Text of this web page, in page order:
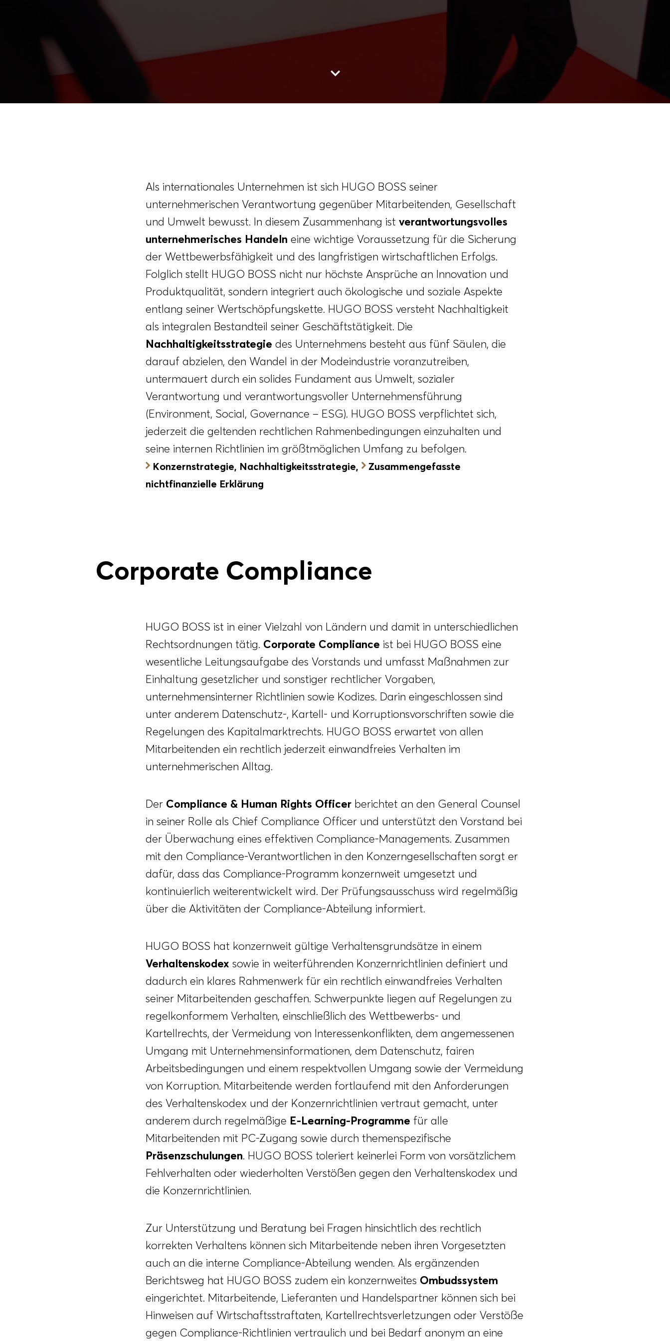
Als internationales Unternehmen ist sich HUGO BOSS seiner
unternehmerischen Verantwortung gegenüber Mitarbeitenden, Gesellschaft
und Umwelt bewusst. In diesem Zusammenhang ist verantwortungsvolles
unternehmerisches Handeln eine wichtige Voraussetzung für die Sicherung
der Wettbewerbsfähigkeit und des langfristigen wirtschaftlichen Erfolgs.
Folglich stellt HUGO BOSS nicht nur höchste Ansprüche an Innovation und
Produktqualität, sondern integriert auch ökologische und soziale Aspekte
entlang seiner Wertschöpfungskette. HUGO BOSS versteht Nachhaltigkeit
als integralen Bestandteil seiner Geschäftstätigkeit. Die
Nachhaltigkeitsstrategie des Unternehmens besteht aus fünf Säulen, die
darauf abzielen, den Wandel in der Modeindustrie voranzutreiben,
untermauert durch ein solides Fundament aus Umwelt, sozialer
Verantwortung und verantwortungsvoller Unternehmensführung
(Environment, Social, Governance – ESG). HUGO BOSS verpflichtet sich,
jederzeit die geltenden rechtlichen Rahmenbedingungen einzuhalten und
seine internen Richtlinien im größtmöglichen Umfang zu befolgen.
Konzernstrategie, Nachhaltigkeitsstrategie,
Zusammengefasste
nichtfinanzielle Erklärung
Corporate Compliance
HUGO BOSS ist in einer Vielzahl von Ländern und damit in unterschiedlichen
Rechtsordnungen tätig. Corporate Compliance ist bei HUGO BOSS eine
wesentliche Leitungsaufgabe des Vorstands und umfasst Maßnahmen zur
Einhaltung gesetzlicher und sonstiger rechtlicher Vorgaben,
unternehmensinterner Richtlinien sowie Kodizes. Darin eingeschlossen sind
unter anderem Datenschutz-, Kartell- und Korruptionsvorschriften sowie die
Regelungen des Kapitalmarktrechts. HUGO BOSS erwartet von allen
Mitarbeitenden ein rechtlich jederzeit einwandfreies Verhalten im
unternehmerischen Alltag.
Der Compliance & Human Rights Officer berichtet an den General Counsel
in seiner Rolle als Chief Compliance Officer und unterstützt den Vorstand bei
der Überwachung eines effektiven Compliance-Managements. Zusammen
mit den Compliance-Verantwortlichen in den Konzerngesellschaften sorgt er
dafür, dass das Compliance-Programm konzernweit umgesetzt und
kontinuierlich weiterentwickelt wird. Der Prüfungsausschuss wird regelmäßig
über die Aktivitäten der Compliance-Abteilung informiert.
HUGO BOSS hat konzernweit gültige Verhaltensgrundsätze in einem
Verhaltenskodex sowie in weiterführenden Konzernrichtlinien definiert und
dadurch ein klares Rahmenwerk für ein rechtlich einwandfreies Verhalten
seiner Mitarbeitenden geschaffen. Schwerpunkte liegen auf Regelungen zu
regelkonformem Verhalten, einschließlich des Wettbewerbs- und
Kartellrechts, der Vermeidung von Interessenkonflikten, dem angemessenen
Umgang mit Unternehmensinformationen, dem Datenschutz, fairen
Arbeitsbedingungen und einem respektvollen Umgang sowie der Vermeidung
von Korruption. Mitarbeitende werden fortlaufend mit den Anforderungen
des Verhaltenskodex und der Konzernrichtlinien vertraut gemacht, unter
anderem durch regelmäßige E‑Learning-Programme für alle
Mitarbeitenden mit PC-Zugang sowie durch themenspezifische
Präsenzschulungen. HUGO BOSS toleriert keinerlei Form von vorsätzlichem
Fehlverhalten oder wiederholten Verstößen gegen den Verhaltenskodex und
die Konzernrichtlinien.
Zur Unterstützung und Beratung bei Fragen hinsichtlich des rechtlich
korrekten Verhaltens können sich Mitarbeitende neben ihren Vorgesetzten
auch an die interne Compliance-Abteilung wenden. Als ergänzenden
Berichtsweg hat HUGO BOSS zudem ein konzernweites Ombudssystem
eingerichtet. Mitarbeitende, Lieferanten und Handelspartner können sich bei
Hinweisen auf Wirtschaftsstraftaten, Kartellrechtsverletzungen oder Verstöße
gegen Compliance-Richtlinien vertraulich und bei Bedarf anonym an eine